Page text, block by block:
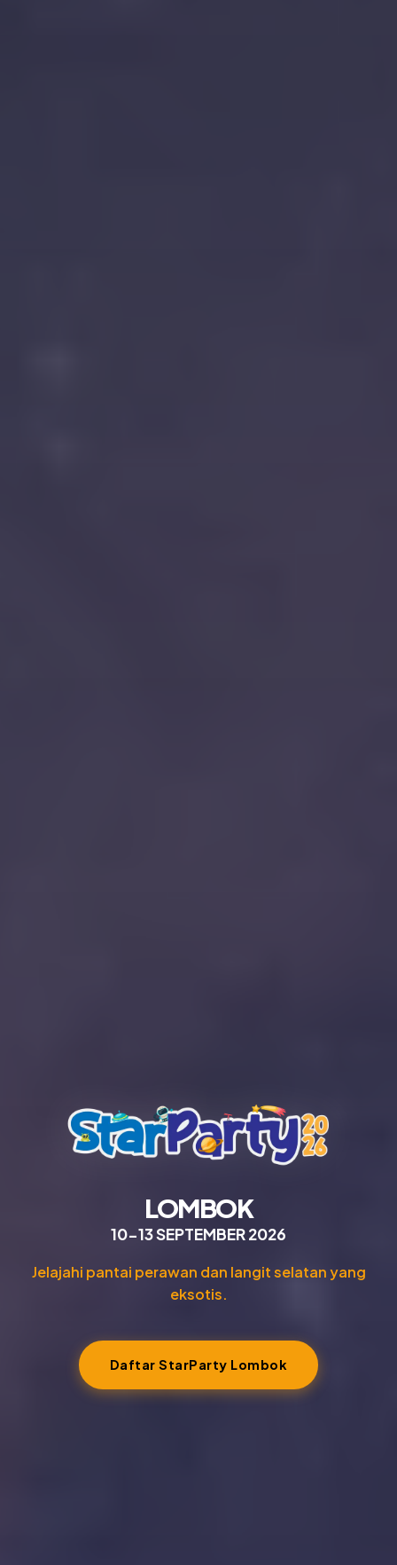
LOMBOK
10-13 SEPTEMBER 2026
Jelajahi pantai perawan dan langit selatan yang
eksotis.
Daftar StarParty Lombok